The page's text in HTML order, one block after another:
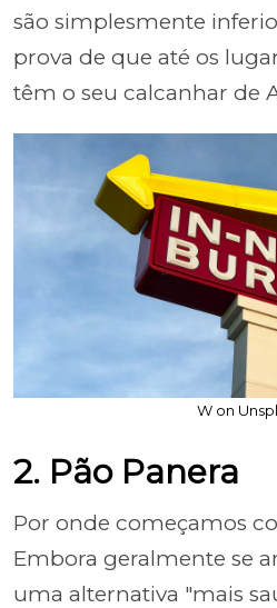
são simplesmente
prova de que até os
têm o seu calcanhar de
W on
2. Pão Panera
Por onde começamos
Embora geralmente se
uma alternativa "mais